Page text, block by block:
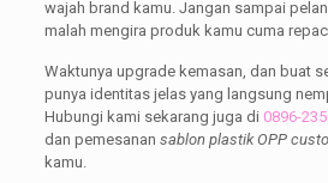
wajah brand kamu. Jangan sampai
malah mengira produk kamu cuma
Waktunya upgrade kemasan, dan buat
punya identitas jelas yang langsung
Hubungi kami sekarang juga di 0896-
dan pemesanan sablon plastik OPP
kamu.